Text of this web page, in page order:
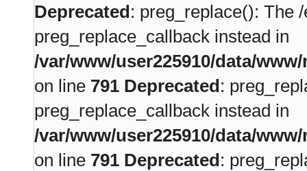
Deprecated: preg_replace(): The
preg_replace_callback instead in
/var/www/user225910/data/
on line 791 Deprecated:
preg_replace_callback instead in
/var/www/user225910/data/
on line 791 Deprecated: